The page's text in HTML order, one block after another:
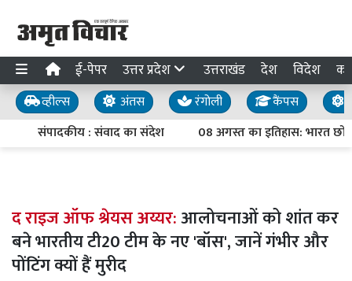
ई-पेपर उत्तर प्रदेश उत्तराखंड देश विदेश
व्हील्स अंतस रंगोली कैंपस
संपादकीय : संवाद का संदेश
08 अगस्त का इतिहास: भारत
द राइज ऑफ श्रेयस अय्यर:आलोचनाओं को शांत कर
बने भारतीय टी20 टीम के नए 'बॉस', जानें गंभीर और
पोंटिंग क्यों हैं मुरीद